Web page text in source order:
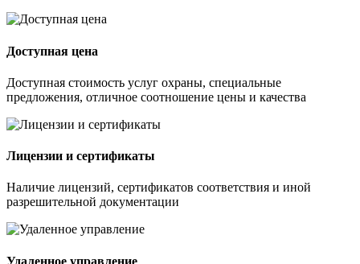
Доступная цена
Доступная стоимость услуг охраны, специальные
предложения, отличное соотношение цены и качества
Лицензии и сертификаты
Наличие лицензий, сертификатов соответствия и иной
разрешительной документации
Удаленное управление